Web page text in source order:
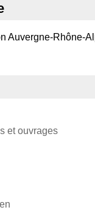
Auvergne-Rhône-
et ouvrages